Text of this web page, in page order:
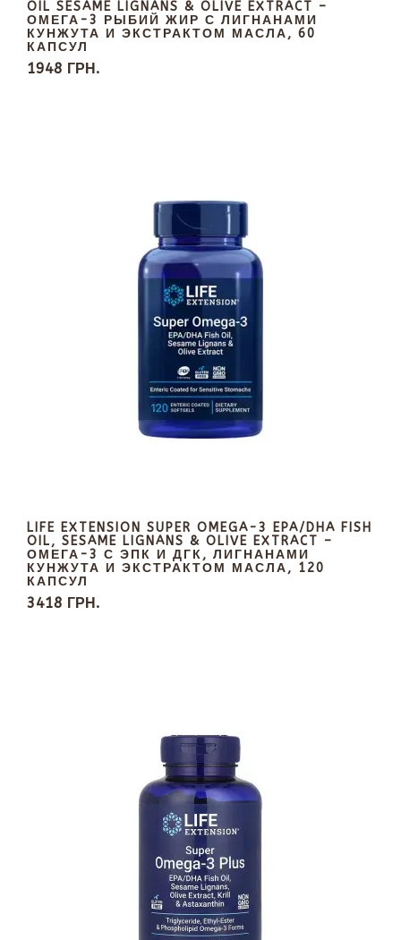
OIL SESAME LIGNANS & OLIVE EXTRACT –
ОМЕГА-3 РЫБИЙ ЖИР С ЛИГНАНАМИ
КУНЖУТА И ЭКСТРАКТОМ МАСЛА, 60
КАПСУЛ
1948 ГРН.
LIFE EXTENSION SUPER OMEGA-3 EPA/DHA FISH
OIL, SESAME LIGNANS & OLIVE EXTRACT –
ОМЕГА-3 С ЭПК И ДГК, ЛИГНАНАМИ
КУНЖУТА И ЭКСТРАКТОМ МАСЛА, 120
КАПСУЛ
3418 ГРН.